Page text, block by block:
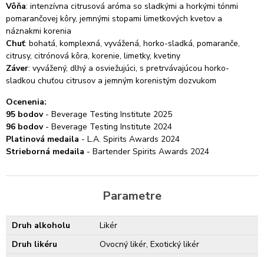
Vôňa: intenzívna citrusová aróma so sladkými a horkými tónmi
pomarančovej kôry, jemnými stopami limetkových kvetov a
náznakmi korenia
Chuť: bohatá, komplexná, vyvážená, horko-sladká, pomaranče,
citrusy, citrónová kôra, korenie, limetky, kvetiny
Záver: vyvážený, dlhý a osviežujúci, s pretrvávajúcou horko-
sladkou chuťou citrusov a jemným korenistým dozvukom
Ocenenia:
95 bodov- Beverage Testing Institute 2025
96 bodov- Beverage Testing Institute 2024
Platinová medaila - L.A. Spirits Awards 2024
Strieborná medaila - Bartender Spirits Awards 2024
Parametre
Druh alkoholu
Likér
Druh likéru
Ovocný likér, Exotický likér